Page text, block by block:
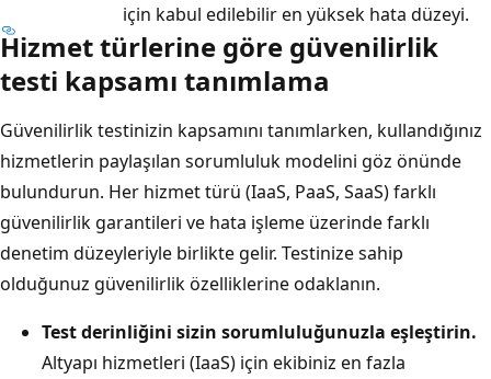
için kabul edilebilir en yüksek hata düzeyi.
Hizmet türlerine göre güvenilirlik
testi kapsamı tanımlama
Güvenilirlik testinizin kapsamını tanımlarken, kullandığınız
hizmetlerin paylaşılan sorumluluk modelini göz önünde
bulundurun. Her hizmet türü (IaaS, PaaS, SaaS) farklı
güvenilirlik garantileri ve hata işleme üzerinde farklı
denetim düzeyleriyle birlikte gelir. Testinize sahip
olduğunuz güvenilirlik özelliklerine odaklanın.
Test derinliğini sizin sorumluluğunuzla eşleştirin.
Altyapı hizmetleri (IaaS) için ekibiniz en fazla